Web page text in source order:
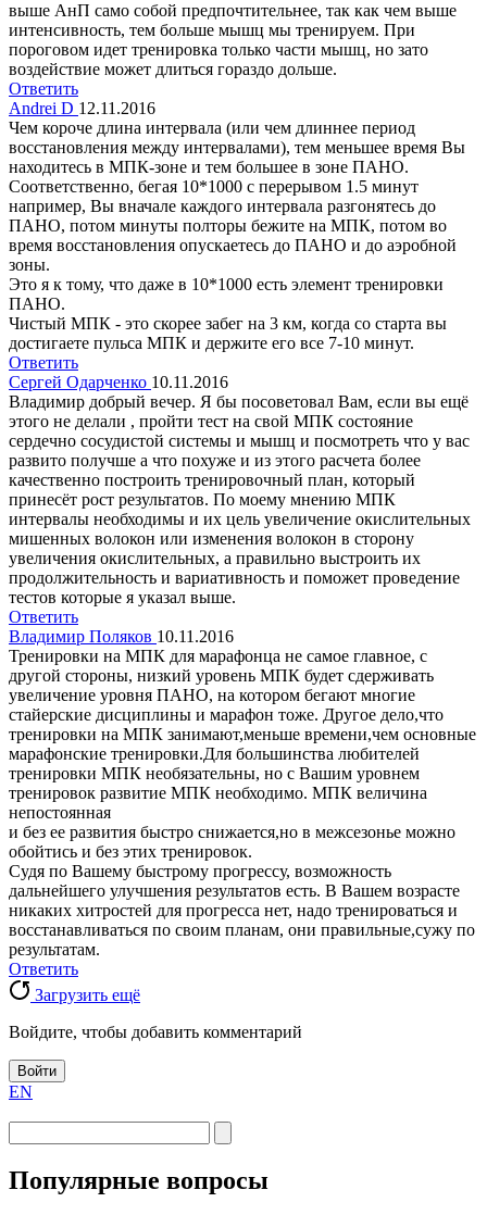
выше АнП само собой предпочтительнее, так как чем выше
интенсивность, тем больше мышц мы тренируем. При
пороговом идет тренировка только части мышц, но зато
воздействие может длиться гораздо дольше.
Ответить
Andrei D 12.11.2016
Чем короче длина интервала (или чем длиннее период
восстановления между интервалами), тем меньшее время Вы
находитесь в МПК-зоне и тем большее в зоне ПАНО.
Соответственно, бегая 10*1000 с перерывом 1.5 минут
например, Вы вначале каждого интервала разгонятесь до
ПАНО, потом минуты полторы бежите на МПК, потом во
время восстановления опускаетесь до ПАНО и до аэробной
зоны.
Это я к тому, что даже в 10*1000 есть элемент тренировки
ПАНО.
Чистый МПК - это скорее забег на 3 км, когда со старта вы
достигаете пульса МПК и держите его все 7-10 минут.
Ответить
Сергей Одарченко 10.11.2016
Владимир добрый вечер. Я бы посоветовал Вам, если вы ещё
этого не делали , пройти тест на свой МПК состояние
сердечно сосудистой системы и мышц и посмотреть что у вас
развито получше а что похуже и из этого расчета более
качественно построить тренировочный план, который
принесёт рост результатов. По моему мнению МПК
интервалы необходимы и их цель увеличение окислительных
мишенных волокон или изменения волокон в сторону
увеличения окислительных, а правильно выстроить их
продолжительность и вариативность и поможет проведение
тестов которые я указал выше.
Ответить
Владимир Поляков 10.11.2016
Тренировки на МПК для марафонца не самое главное, с
другой стороны, низкий уровень МПК будет сдерживать
увеличение уровня ПАНО, на котором бегают многие
стайерские дисциплины и марафон тоже. Другое дело,что
тренировки на МПК занимают,меньше времени,чем основные
марафонские тренировки.Для большинства любителей
тренировки МПК необязательны, но с Вашим уровнем
тренировок развитие МПК необходимо. МПК величина
непостоянная
и без ее развития быстро снижается,но в межсезонье можно
обойтись и без этих тренировок.
Судя по Вашему быстрому прогрессу, возможность
дальнейшего улучшения результатов есть. В Вашем возрасте
никаких хитростей для прогресса нет, надо тренироваться и
восстанавливаться по своим планам, они правильные,сужу по
результатам.
Ответить
Загрузить ещё
Войдите, чтобы добавить комментарий
Войти
EN
Популярные вопросы